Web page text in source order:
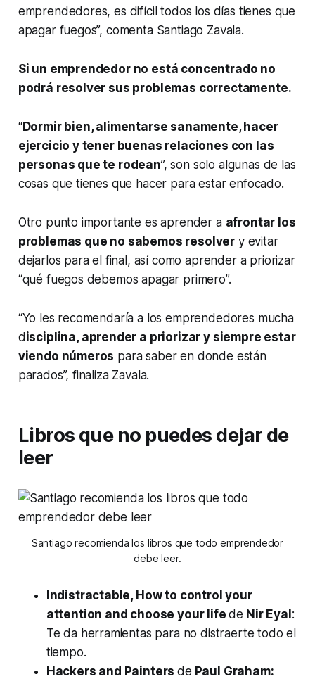
emprendedores, es difícil todos los días tienes que
apagar fuegos”, comenta Santiago Zavala.
Si un emprendedor no está concentrado no
podrá resolver sus problemas correctamente.
“Dormir bien, alimentarse sanamente, hacer
ejercicio y tener buenas relaciones con las
personas que te rodean”, son solo algunas de las
cosas que tienes que hacer para estar enfocado.
Otro punto importante es aprender a afrontar los
problemas que no sabemos resolver y evitar
dejarlos para el final, así como aprender a priorizar
“qué fuegos debemos apagar primero”.
“Yo les recomendaría a los emprendedores mucha
disciplina, aprender a priorizar y siempre estar
viendo números para saber en donde están
parados”, finaliza Zavala.
Libros que no puedes dejar de
leer
Santiago recomienda los libros que todo emprendedor
debe leer.
Indistractable, How to control your
attention and choose your lifede Nir Eyal:
Te da herramientas para no distraerte todo el
tiempo.
Hackers and Painters de Paul Graham: